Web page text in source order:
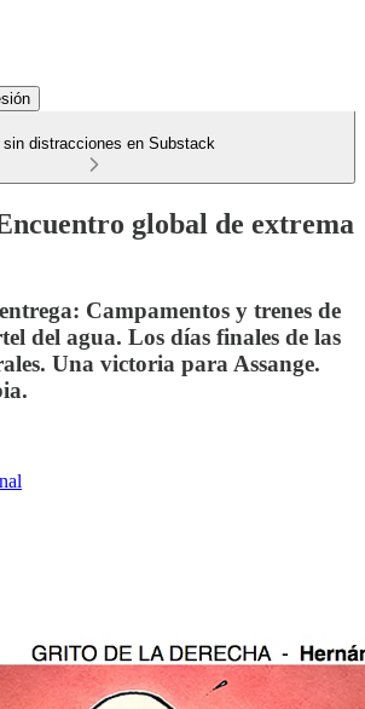
sin distracciones en Substack
global de extrema
Campamentos y trenes de
del agua. Los días finales de las
Una victoria para Assange.